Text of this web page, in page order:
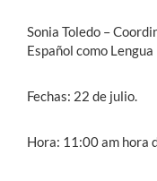
Sonia Toledo –
Español como
Fechas: 22 de julio.
Hora: 11:00 am hora